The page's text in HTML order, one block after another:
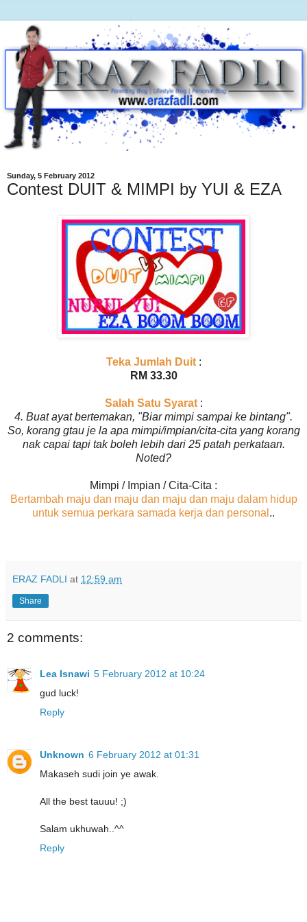
Sunday, 5 February 2012
Contest DUIT & MIMPI by YUI & EZA
Teka Jumlah Duit :
RM 33.30
Salah Satu Syarat:
4. Buat ayat bertemakan, "Biar mimpi sampai ke bintang".
So, korang gtau je la apa mimpi/impian/cita-cita yang korang
nak capai tapi tak boleh lebih dari 25 patah perkataan.
Noted?
Mimpi / Impian / Cita-Cita :
Bertambah maju dan maju dan maju dan maju dalam hidup
untuk semua perkara samada kerja dan personal ..
ERAZ FADLI at 12:59 am
Share
2 comments:
Lea Isnawi 5 February 2012 at 10:24
gud luck!
Reply
Unknown 6 February 2012 at 01:31
Makaseh sudi join ye awak.
All the best tauuu! ;)
Salam ukhuwah..^^
Reply